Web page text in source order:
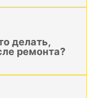
делать,
ремонта?